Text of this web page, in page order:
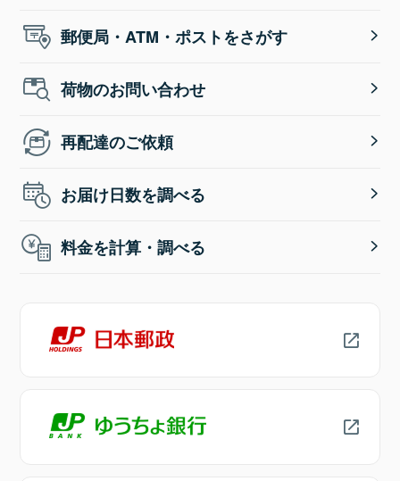
郵便局・ATM・ポストをさがす
荷物のお問い合わせ
再配達のご依頼
お届け日数を調べる
料金を計算・調べる